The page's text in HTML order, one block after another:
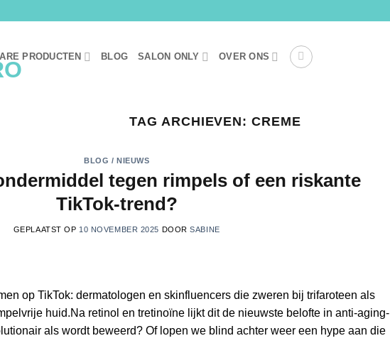
PRODUCTEN BLOG SALON ONLY OVER ONS
TAG ARCHIEVEN:CREME
BLOG / NIEUWS
tegen rimpels of een riskante
TikTok-trend?
GEPLAATST OP 10 NOVEMBER 2025 DOORSABINE
op TikTok: dermatologen en skinfluencers die zweren bij trifaroteen als
huid.Na retinol en tretinoïne lijkt dit de nieuwste belofte in anti-aging-
als wordt beweerd? Of lopen we blind achter weer een hype aan die